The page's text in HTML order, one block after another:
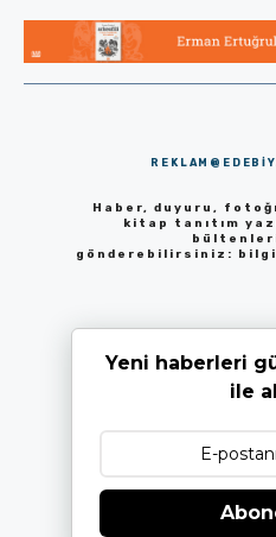
Haber, duyuru,
kitap tanıtım
gönderebilirsiniz:
Yeni haberleri
ile